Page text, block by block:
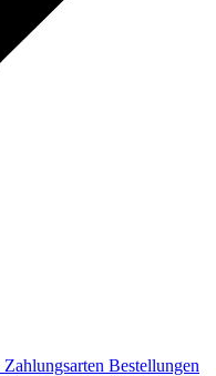
Zahlungsarten Bestellungen